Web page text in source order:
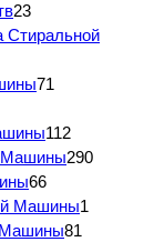
23
Стиральной
71
112
Машины290
66
Машины1
Машины81